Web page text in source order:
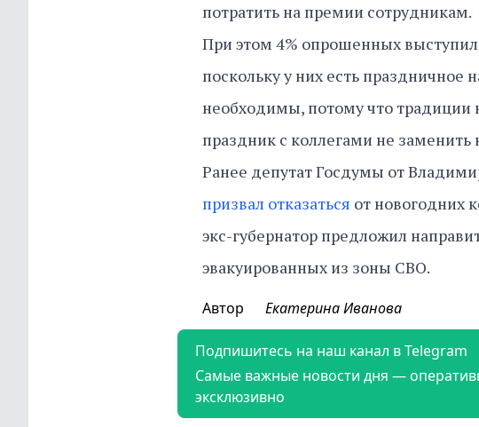
потратить на премии сотрудникам.
При этом 4% опрошенных
поскольку у них есть праздничное
необходимы, потому что традиции
праздник с коллегами не
Ранее депутат Госдумы от
призвал отказаться от новогодних
экс-губернатор предложил
эвакуированных из зоны СВО.
Автор Екатерина Иванова
Подпишитесь на наш канал в Telegram
Самые важные новости дня —
эксклюзивно